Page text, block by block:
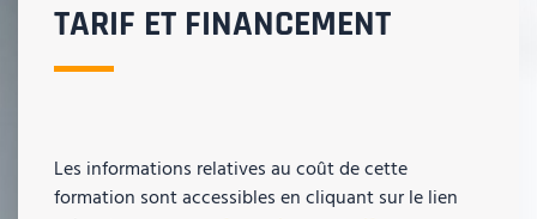
TARIF ET FINANCEMENT
Les informations relatives au coût de cette
formation sont accessibles en cliquant sur le lien